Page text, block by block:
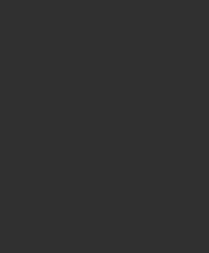
点をわかりやすく解説
方法を解説